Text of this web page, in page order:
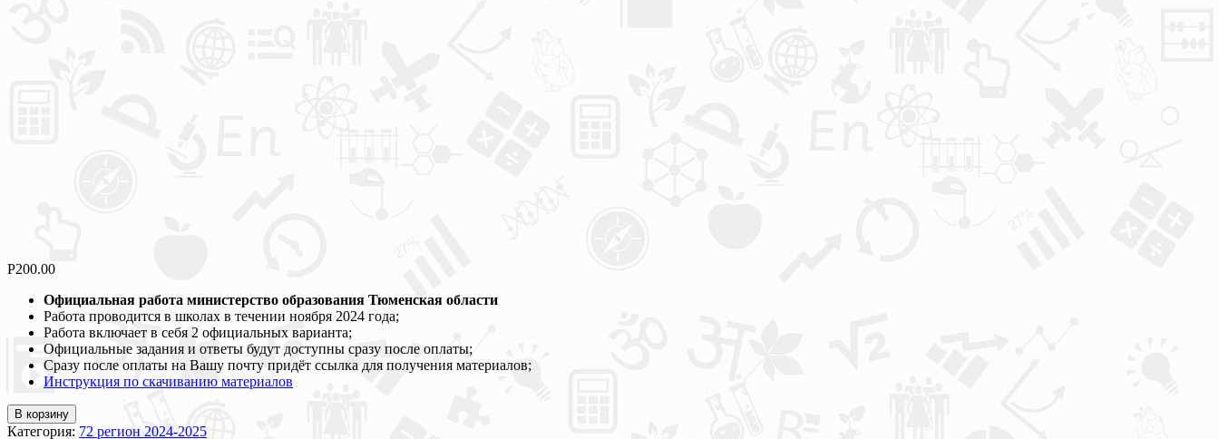
Р200.00
Официальная работа министерство образования Тюменская области
Работа проводится в школах в течении ноября 2024 года;
Работа включает в себя 2 официальных варианта;
Официальные задания и ответы будут доступны сразу после оплаты;
Сразу после оплаты на Вашу почту придёт ссылка для получения материалов;
Инструкция по скачиванию материалов
В корзину
Категория: 72 регион 2024-2025